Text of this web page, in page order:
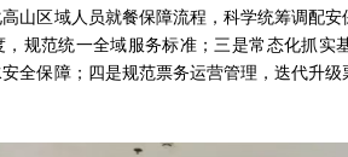
山区域人员就餐保障流程，科学统筹调配
规范统一全域服务标准；三是常态化抓实
全保障；四是规范票务运营管理，迭代升